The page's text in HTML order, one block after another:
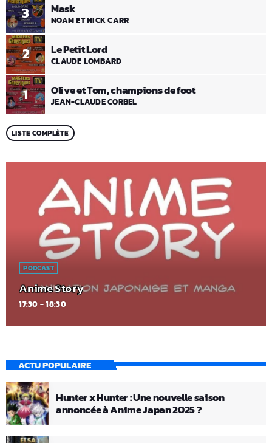
1 Olive et Tom, champions de foot
JEAN-CLAUDE CORBEL
2 Le Petit Lord
CLAUDE LOMBARD
3 Mask
NOAM ET NICK CARR
LISTE COMPLÈTE
PODCAST
Anime Story
17:30 - 18:30
ACTU POPULAIRE
Hunter x Hunter : Une nouvelle saison
annoncée à Anime Japan 2025 ?